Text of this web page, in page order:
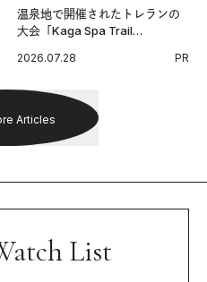
温泉地で開催されたトレランの
大会「Kaga Spa Trail
戦を夢見るランナーたちの奮闘
2026.07.28 PR
Articles
List